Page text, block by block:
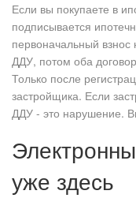
Если вы покупаете в
подписывается
первоначальный взнос
ДДУ, потом оба
Только после
застройщика. Если
ДДУ - это нарушение.
уже здесь